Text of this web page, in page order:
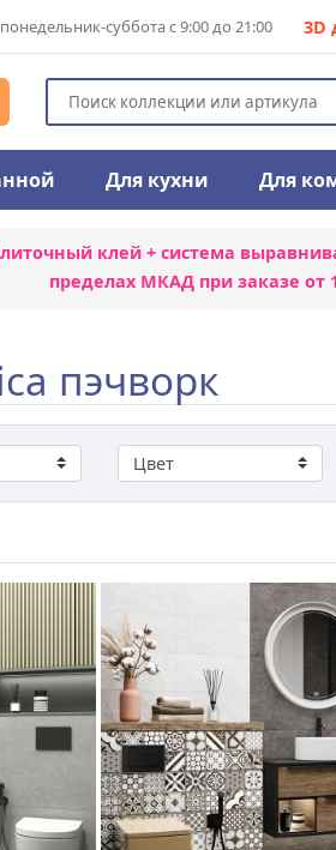
суббота с 9:00 до 21:00 3D
Для кухни Для
клей + система
пределах МКАД при заказе от
пэчворк